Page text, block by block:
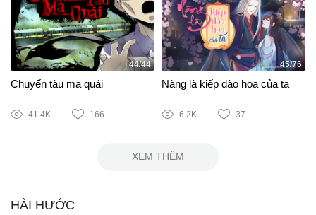
44/44
Chuyến tàu ma quái
41.4K 166
45/76
Nàng là kiếp đào hoa của ta
6.2K 37
XEM THÊM
HÀI HƯỚC